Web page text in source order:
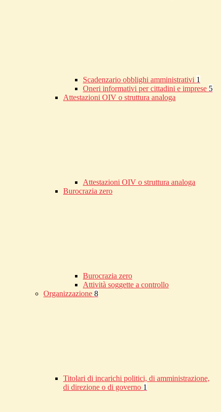
Scadenzario obblighi amministrativi 1
Oneri informativi per cittadini e imprese 5
Attestazioni OIV o struttura analoga
Attestazioni OIV o struttura analoga
Burocrazia zero
Burocrazia zero
Attività soggette a controllo
Organizzazione 8
Titolari di incarichi politici, di amministrazione,
di direzione o di governo 1